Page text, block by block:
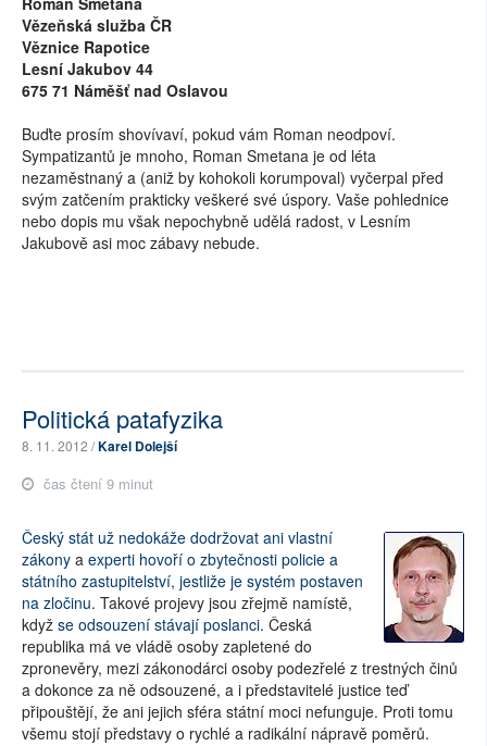
Vězeňská služba ČR
Věznice Rapotice
Lesní Jakubov 44
675 71 Náměšť nad Oslavou
Buďte prosím shovívaví, pokud vám Roman neodpoví.
Sympatizantů je mnoho, Roman Smetana je od léta
nezaměstnaný a (aniž by kohokoli korumpoval) vyčerpal před
svým zatčením prakticky veškeré své úspory. Vaše pohlednice
nebo dopis mu však nepochybně udělá radost, v Lesním
Jakubově asi moc zábavy nebude.
Politická patafyzika
8. 11. 2012 /Karel Dolejší
čas čtení 9 minut
Český stát už nedokáže dodržovat ani vlastní
zákony a experti hovoří o zbytečnosti policie a
státního zastupitelství, jestliže je systém postaven
na zločinu. Takové projevy jsou zřejmě namístě,
když se odsouzení stávají poslanci. Česká
republika má ve vládě osoby zapletené do
zpronevěry, mezi zákonodárci osoby podezřelé z trestných činů
a dokonce za ně odsouzené, a i představitelé justice teď
připouštějí, že ani jejich sféra státní moci nefunguje. Proti tomu
všemu stojí představy o rychlé a radikální nápravě poměrů.